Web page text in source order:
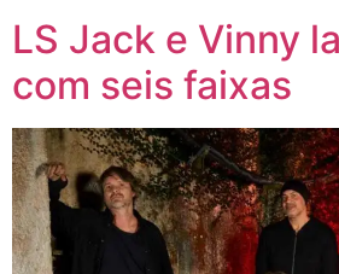
LS Jack e Vinny
com seis faixas